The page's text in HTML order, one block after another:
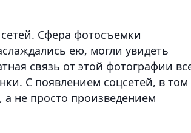
Сфера фотосъемки
ею, могли увидеть
связь от этой фотографии
С появлением соцсетей, в том
не просто произведением